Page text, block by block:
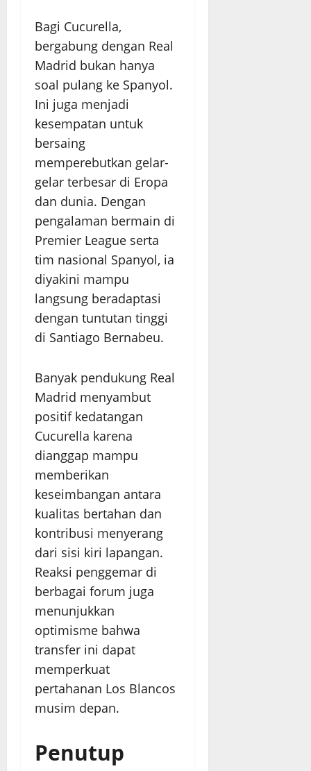
Bagi Cucurella,
bergabung dengan Real
Madrid bukan hanya
soal pulang ke Spanyol.
Ini juga menjadi
kesempatan untuk
bersaing
memperebutkan gelar-
gelar terbesar di Eropa
dan dunia. Dengan
pengalaman bermain di
Premier League serta
tim nasional Spanyol, ia
diyakini mampu
langsung beradaptasi
dengan tuntutan tinggi
di Santiago Bernabeu.
Banyak pendukung Real
Madrid menyambut
positif kedatangan
Cucurella karena
dianggap mampu
memberikan
keseimbangan antara
kualitas bertahan dan
kontribusi menyerang
dari sisi kiri lapangan.
Reaksi penggemar di
berbagai forum juga
menunjukkan
optimisme bahwa
transfer ini dapat
memperkuat
pertahanan Los Blancos
musim depan.
Penutup